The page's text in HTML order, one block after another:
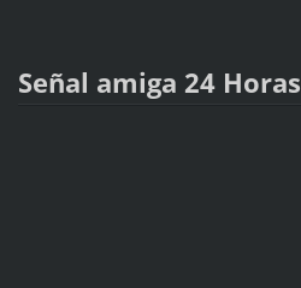
Señal amiga 24 Horas